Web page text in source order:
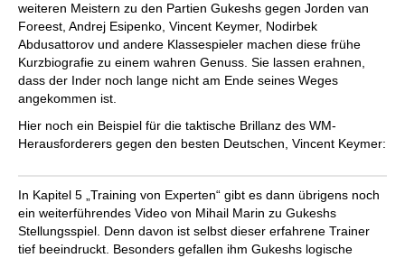
weiteren Meistern zu den Partien Gukeshs gegen Jorden van
Foreest, Andrej Esipenko, Vincent Keymer, Nodirbek
Abdusattorov und andere Klassespieler machen diese frühe
Kurzbiografie zu einem wahren Genuss. Sie lassen erahnen,
dass der Inder noch lange nicht am Ende seines Weges
angekommen ist.
Hier noch ein Beispiel für die taktische Brillanz des WM-
Herausforderers gegen den besten Deutschen, Vincent Keymer:
In Kapitel 5 „Training von Experten“ gibt es dann übrigens noch
ein weiterführendes Video von Mihail Marin zu Gukeshs
Stellungsspiel. Denn davon ist selbst dieser erfahrene Trainer
tief beeindruckt. Besonders gefallen ihm Gukeshs logische